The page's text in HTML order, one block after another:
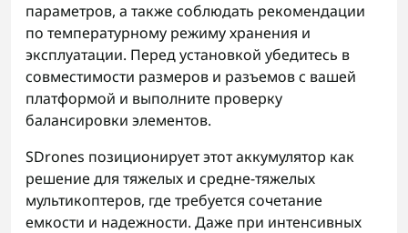
параметров, а также соблюдать рекомендации
по температурному режиму хранения и
эксплуатации. Перед установкой убедитесь в
совместимости размеров и разъемов с вашей
платформой и выполните проверку
балансировки элементов.
SDrones позиционирует этот аккумулятор как
решение для тяжелых и средне-тяжелых
мультикоптеров, где требуется сочетание
емкости и надежности. Даже при интенсивных